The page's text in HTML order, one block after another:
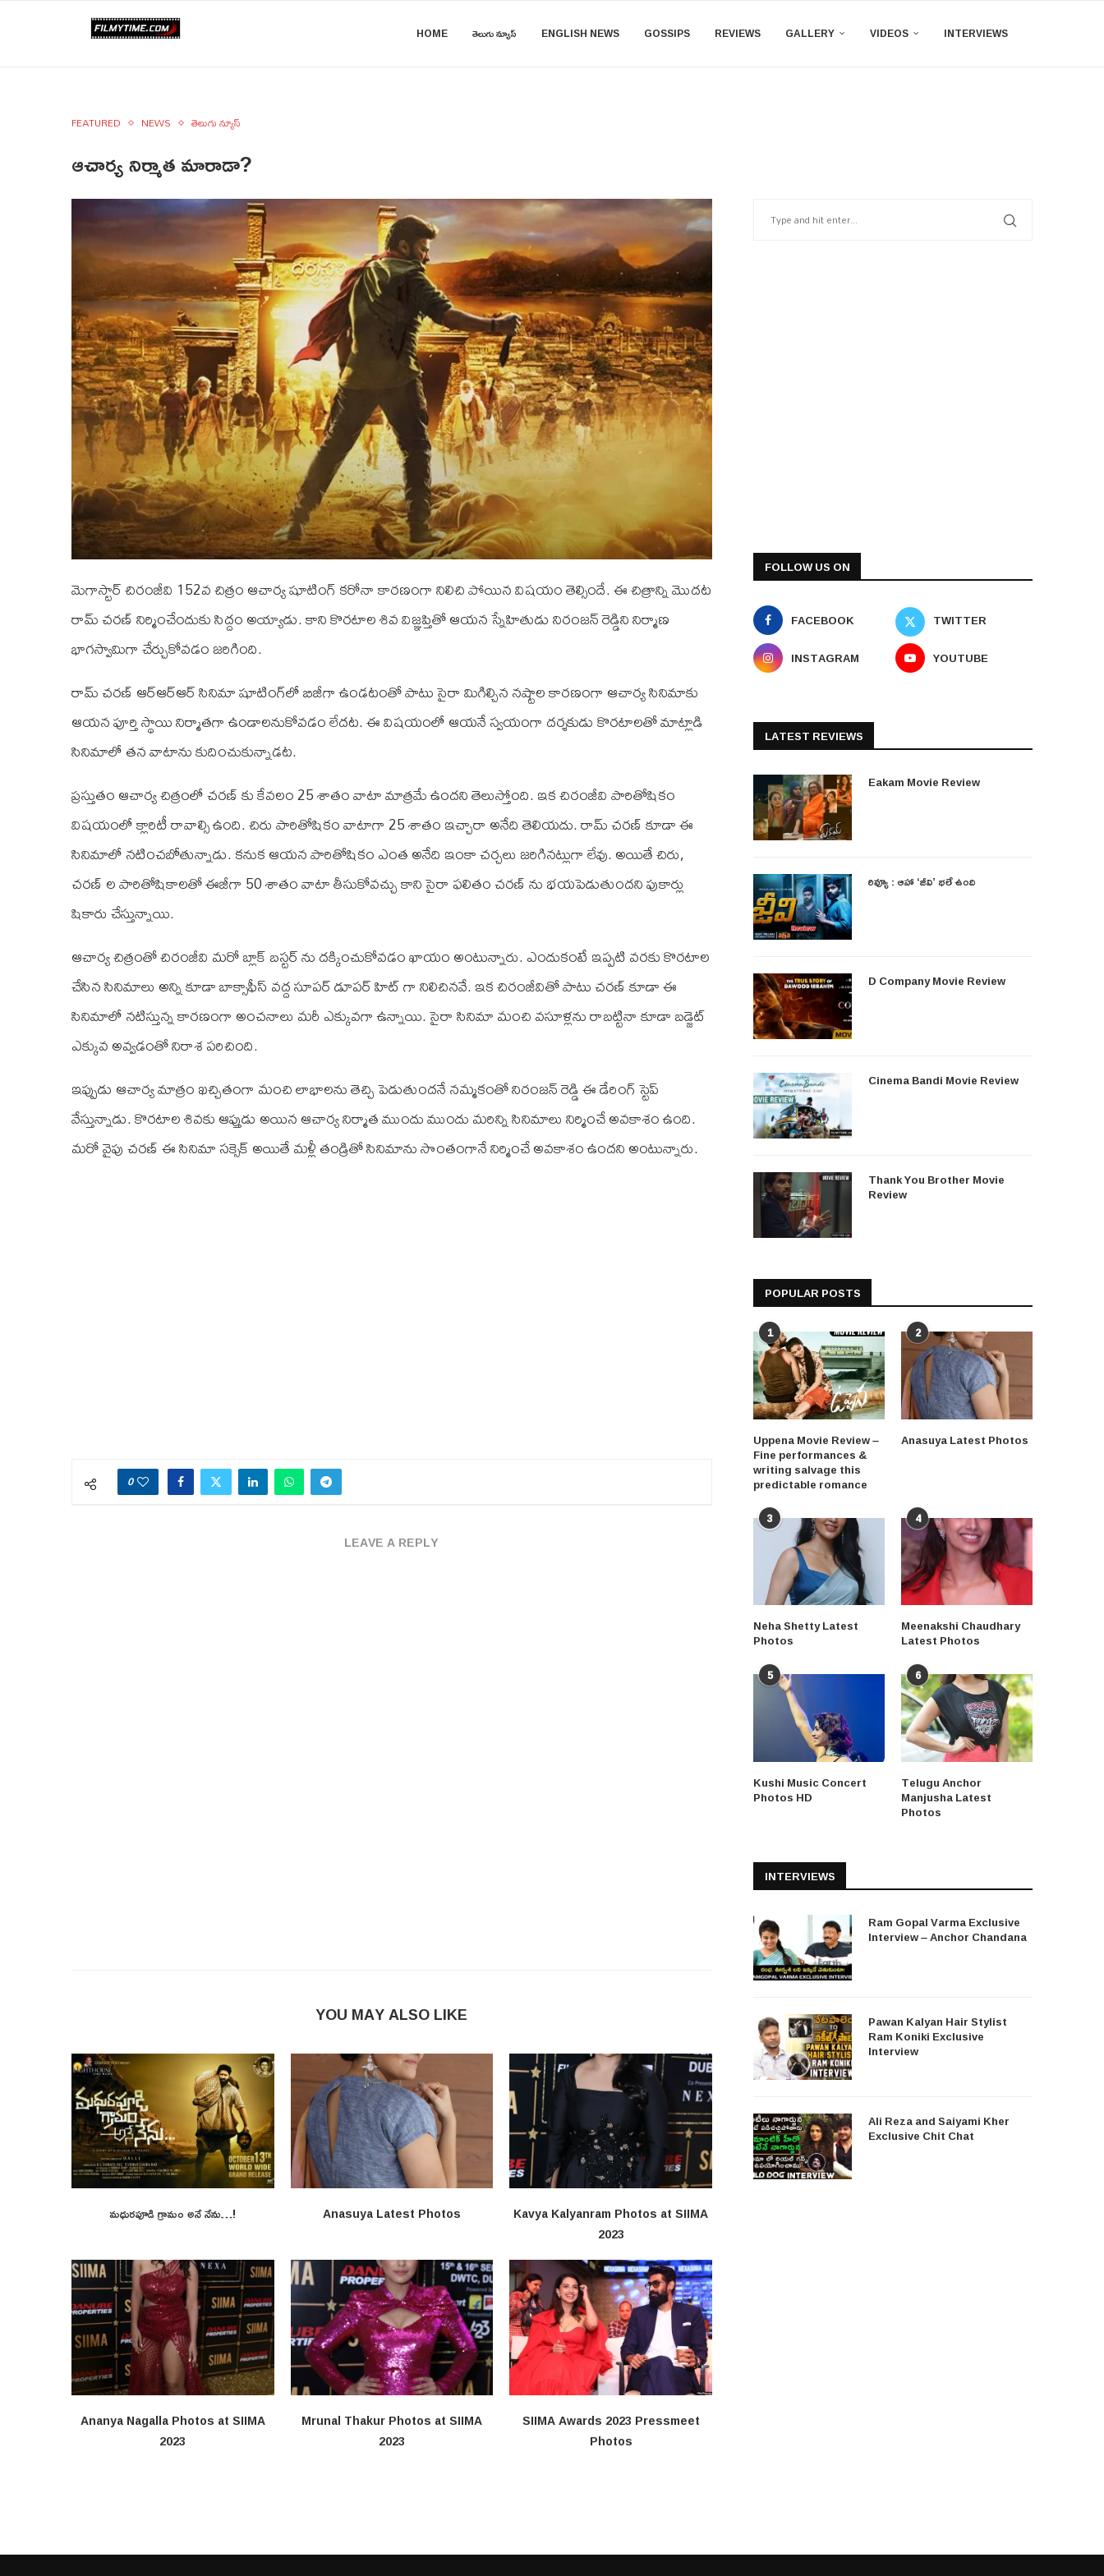
HOME తెలుగు న్యూస్ ENGLISH NEWS GOSSIPS REVIEWS GALLERY VIDEOS INTERVIEWS
FEATURED NEWS తెలుగు న్యూస్
ఆచార్య నిర్మాత మారాడా?
మెగాస్టార్‌ చిరంజీవి 152వ చిత్రం ఆచార్య షూటింగ్‌ కరోనా కారణంగా నిలిచి పోయిన విషయం తెల్సిందే. ఈ చిత్రాన్ని మొదట
రామ్‌ చరణ్‌ నిర్మించేందుకు సిద్దం అయ్యాడు. కాని కొరటాల శివ విజ్ఞప్తితో ఆయన స్నేహితుడు నిరంజన్‌ రెడ్డిని నిర్మాణ
భాగస్వామిగా చేర్చుకోవడం జరిగింది.
రామ్‌ చరణ్‌ ఆర్‌ఆర్‌ఆర్‌ సినిమా షూటింగ్‌లో బిజీగా ఉండటంతో పాటు సైరా మిగిల్చిన నష్టాల కారణంగా ఆచార్య సినిమాకు
ఆయన పూర్తి స్థాయి నిర్మాతగా ఉండాలనుకోవడం లేదట. ఈ విషయంలో ఆయనే స్వయంగా దర్శకుడు కొరటాలతో మాట్లాడి
సినిమాలో తన వాటాను కుదించుకున్నాడట.
ప్రస్తుతం ఆచార్య చిత్రంలో చరణ్‌ కు కేవలం 25 శాతం వాటా మాత్రమే ఉందని తెలుస్తోంది. ఇక చిరంజీవి పారితోషికం
విషయంలో క్లారిటీ రావాల్సి ఉంది. చిరు పారితోషికం వాటాగా 25 శాతం ఇచ్చారా అనేది తెలియదు. రామ్‌ చరణ్‌ కూడా ఈ
సినిమాలో నటించబోతున్నాడు. కనుక ఆయన పారితోషికం ఎంత అనేది ఇంకా చర్చలు జరిగినట్లుగా లేవు. అయితే చిరు,
చరణ్‌ ల పారితోషికాలతో ఈజీగా 50 శాతం వాటా తీసుకోవచ్చు కాని సైరా ఫలితం చరణ్‌ ను భయపెడుతుందని పుకార్లు
షికారు చేస్తున్నాయి.
ఆచార్య చిత్రంతో చిరంజీవి మరో బ్లాక్‌ బస్టర్‌ ను దక్కించుకోవడం ఖాయం అంటున్నారు. ఎందుకంటే ఇప్పటి వరకు కొరటాల
చేసిన సినిమాలు అన్ని కూడా బాక్సాఫీస్‌ వద్ద సూపర్‌ డూపర్‌ హిట్‌ గా నిలిచినవే. ఇక చిరంజీవితో పాటు చరణ్‌ కూడా ఈ
సినిమాలో నటిస్తున్న కారణంగా అంచనాలు మరీ ఎక్కువగా ఉన్నాయి. సైరా సినిమా మంచి వసూళ్లను రాబట్టినా కూడా బడ్జెట్‌
ఎక్కువ అవ్వడంతో నిరాశ పరిచింది.
ఇప్పుడు ఆచార్య మాత్రం ఖచ్చితంగా మంచి లాభాలను తెచ్చి పెడుతుందనే నమ్మకంతో నిరంజన్‌ రెడ్డి ఈ డేరింగ్‌ స్టెప్‌
వేస్తున్నాడు. కొరటాల శివకు ఆప్తుడు అయిన ఆచార్య నిర్మాత ముందు ముందు మరిన్ని సినిమాలు నిర్మించే అవకాశం ఉంది.
మరో వైపు చరణ్‌ ఈ సినిమా సక్సెక్‌ అయితే మళ్లీ తండ్రితో సినిమాను సొంతంగానే నిర్మించే అవకాశం ఉందని అంటున్నారు.
0
LEAVE A REPLY
YOU MAY ALSO LIKE
మధురపూడి గ్రామం అనే నేను…! Anasuya Latest Photos
Kavya Kalyanram Photos at SIIMA
2023
Ananya Nagalla Photos at SIIMA
2023
Mrunal Thakur Photos at SIIMA
2023
SIIMA Awards 2023 Pressmeet
Photos
FOLLOW US ON
FACEBOOK
TWITTER
INSTAGRAM
YOUTUBE
LATEST REVIEWS
Eakam Movie Review
రివ్యూ : ఆహా ‘జీవి’ భలే ఉంది
D Company Movie Review
Cinema Bandi Movie Review
Thank You Brother Movie
Review
POPULAR POSTS
1
Uppena Movie Review –
Fine performances &
writing salvage this
predictable romance
2
Anasuya Latest Photos
3
Neha Shetty Latest
Photos
4
Meenakshi Chaudhary
Latest Photos
5
Kushi Music Concert
Photos HD
6
Telugu Anchor
Manjusha Latest
Photos
INTERVIEWS
Ram Gopal Varma Exclusive
Interview – Anchor Chandana
Pawan Kalyan Hair Stylist
Ram Koniki Exclusive
Interview
Ali Reza and Saiyami Kher
Exclusive Chit Chat